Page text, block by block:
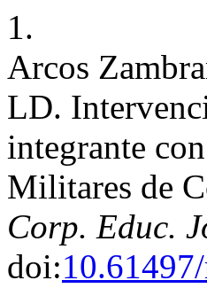
1.
Arcos
LD.
integrante
Militares de
Corp. Educ.
doi: